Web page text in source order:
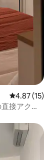
レビュー15
4.87 (15)
接アクセ